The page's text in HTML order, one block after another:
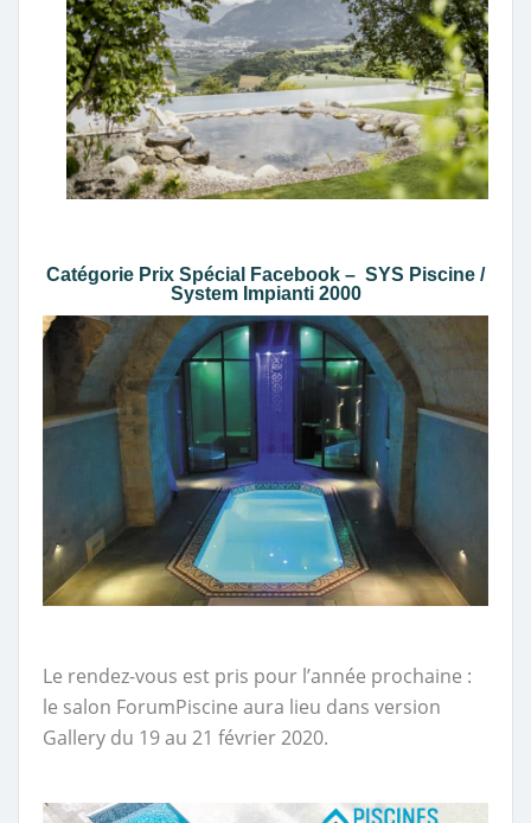
Catégorie Prix Spécial Facebook – SYS Piscine /
System Impianti 2000
Le rendez-vous est pris pour l’année prochaine :
le salon ForumPiscine aura lieu dans version
Gallery du 19 au 21 février 2020.